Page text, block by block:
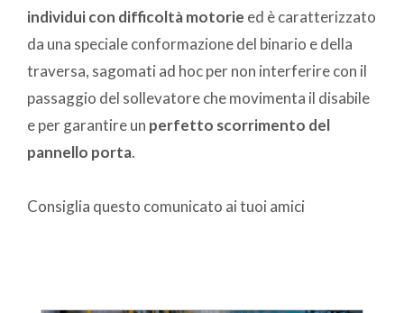
individui con difficoltà motorie ed è caratterizzato
da una speciale conformazione del binario e della
traversa, sagomati ad hoc per non interferire con il
passaggio del sollevatore che movimenta il disabile
e per garantire un perfetto scorrimento del
pannello porta.
Consiglia questo comunicato ai tuoi amici